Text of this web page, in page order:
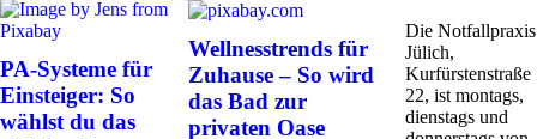
PA-Systeme für
Einsteiger: So
wählst du das
Wellnesstrends für
Zuhause – So wird
das Bad zur
privaten Oase
Die Notfallpraxis
Jülich,
Kurfürstenstraße
22, ist montags,
dienstags und